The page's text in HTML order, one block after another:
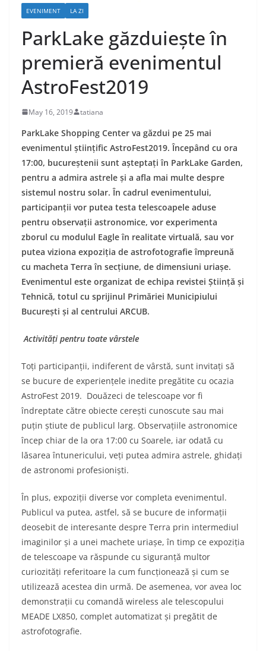
EVENIMENT LA ZI
ParkLake găzduiește în
premieră evenimentul
AstroFest2019
May 16, 2019 tatiana
ParkLake Shopping Center va găzdui pe 25 mai
evenimentul științific AstroFest2019. Începând cu ora
17:00, bucureștenii sunt așteptați în ParkLake Garden,
pentru a admira astrele și a afla mai multe despre
sistemul nostru solar. În cadrul evenimentului,
participanții vor putea testa telescoapele aduse
pentru observații astronomice, vor experimenta
zborul cu modulul Eagle în realitate virtuală, sau vor
putea viziona expoziția de astrofotografie împreună
cu macheta Terra în secțiune, de dimensiuni uriașe.
Evenimentul este organizat de echipa revistei Știință și
Tehnică, totul cu sprijinul Primăriei Municipiului
București și al centrului ARCUB.
Activități pentru toate vârstele
Toți participanții, indiferent de vârstă, sunt invitați să
se bucure de experiențele inedite pregătite cu ocazia
AstroFest 2019. Douăzeci de telescoape vor fi
îndreptate către obiecte cerești cunoscute sau mai
puțin știute de publicul larg. Observațiile astronomice
încep chiar de la ora 17:00 cu Soarele, iar odată cu
lăsarea întunericului, veți putea admira astrele, ghidați
de astronomi profesioniști.
În plus, expoziții diverse vor completa evenimentul.
Publicul va putea, astfel, să se bucure de informații
deosebit de interesante despre Terra prin intermediul
imaginilor și a unei machete uriașe, în timp ce expoziția
de telescoape va răspunde cu siguranță multor
curiozități referitoare la cum funcționează și cum se
utilizează acestea din urmă. De asemenea, vor avea loc
demonstrații cu comandă wireless ale telescopului
MEADE LX850, complet automatizat și pregătit de
astrofotografie.